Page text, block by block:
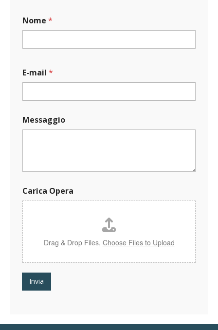
Nome *
E-mail *
Messaggio
-
m
a
i
l
O
p
e
a
Carica Opera
Drag & Drop Files, Choose Files to Upload
Invia